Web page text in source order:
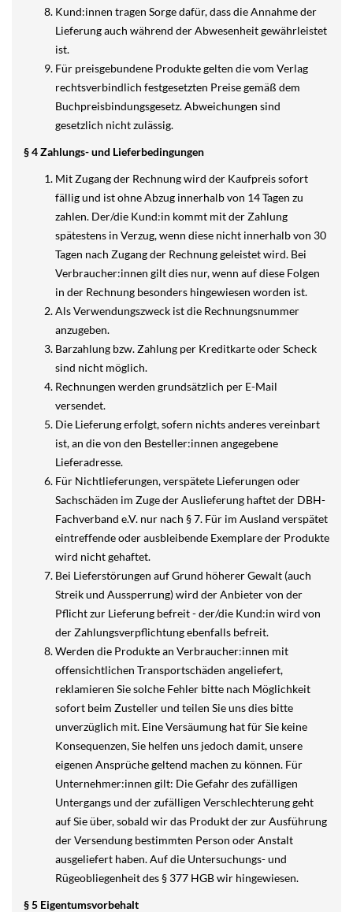
Kund:innen tragen Sorge dafür, dass die Annahme der
Lieferung auch während der Abwesenheit gewährleistet
ist.
Für preisgebundene Produkte gelten die vom Verlag
rechtsverbindlich festgesetzten Preise gemäß dem
Buchpreisbindungsgesetz. Abweichungen sind
gesetzlich nicht zulässig.
§ 4 Zahlungs- und Lieferbedingungen
Mit Zugang der Rechnung wird der Kaufpreis sofort
fällig und ist ohne Abzug innerhalb von 14 Tagen zu
zahlen. Der/die Kund:in kommt mit der Zahlung
spätestens in Verzug, wenn diese nicht innerhalb von 30
Tagen nach Zugang der Rechnung geleistet wird. Bei
Verbraucher:innen gilt dies nur, wenn auf diese Folgen
in der Rechnung besonders hingewiesen worden ist.
Als Verwendungszweck ist die Rechnungsnummer
anzugeben.
Barzahlung bzw. Zahlung per Kreditkarte oder Scheck
sind nicht möglich.
Rechnungen werden grundsätzlich per E-Mail
versendet.
Die Lieferung erfolgt, sofern nichts anderes vereinbart
ist, an die von den Besteller:innen angegebene
Lieferadresse.
Für Nichtlieferungen, verspätete Lieferungen oder
Sachschäden im Zuge der Auslieferung haftet der DBH-
Fachverband e.V. nur nach § 7. Für im Ausland verspätet
eintreffende oder ausbleibende Exemplare der Produkte
wird nicht gehaftet.
Bei Lieferstörungen auf Grund höherer Gewalt (auch
Streik und Aussperrung) wird der Anbieter von der
Pflicht zur Lieferung befreit - der/die Kund:in wird von
der Zahlungsverpflichtung ebenfalls befreit.
Werden die Produkte an Verbraucher:innen mit
offensichtlichen Transportschäden angeliefert,
reklamieren Sie solche Fehler bitte nach Möglichkeit
sofort beim Zusteller und teilen Sie uns dies bitte
unverzüglich mit. Eine Versäumung hat für Sie keine
Konsequenzen, Sie helfen uns jedoch damit, unsere
eigenen Ansprüche geltend machen zu können. Für
Unternehmer:innen gilt: Die Gefahr des zufälligen
Untergangs und der zufälligen Verschlechterung geht
auf Sie über, sobald wir das Produkt der zur Ausführung
der Versendung bestimmten Person oder Anstalt
ausgeliefert haben. Auf die Untersuchungs- und
Rügeobliegenheit des § 377 HGB wir hingewiesen.
§ 5 Eigentumsvorbehalt